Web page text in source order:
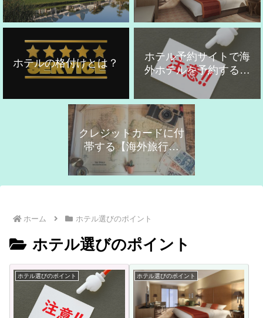
出張用
ホテルの格付けとは？
ホテル予約サイトで海
外ホテルを予約する時
の注意点
クレジットカードに付
帯する【海外旅行保
険】の活用！
ホーム ホテル選びのポイント
ホテル選びのポイント
ホテル選びのポイント ホテル選びのポイント